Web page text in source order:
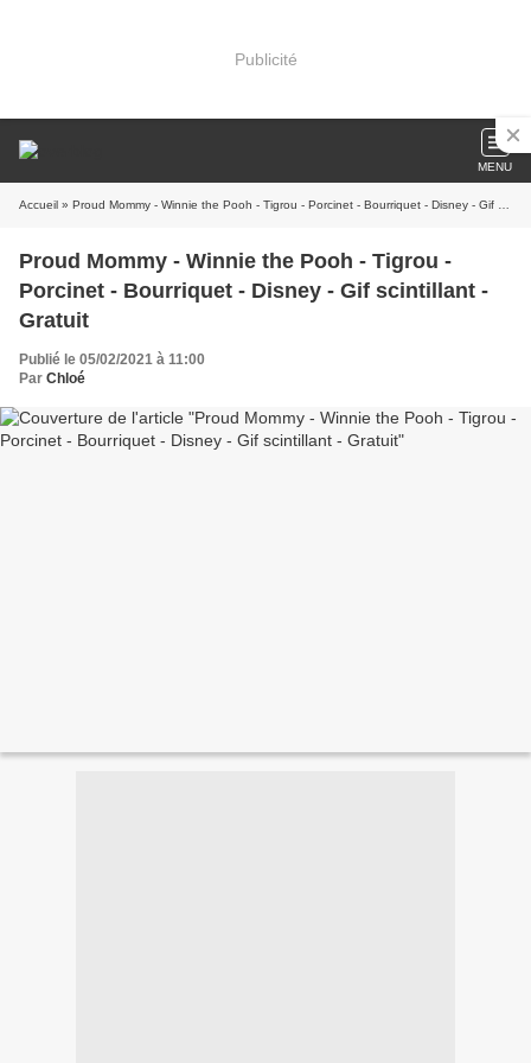
Publicité
MENU
Accueil » Proud Mommy - Winnie the Pooh - Tigrou - Porcinet - Bourriquet - Disney - Gif scintillant - Gratuit
Proud Mommy - Winnie the Pooh - Tigrou -
Porcinet - Bourriquet - Disney - Gif scintillant -
Gratuit
Publié le 05/02/2021 à 11:00
Par Chloé